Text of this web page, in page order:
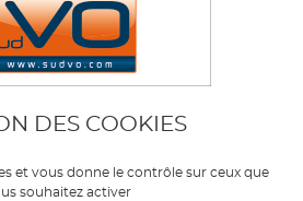
DES COOKIES
et vous donne le contrôle sur ceux que
souhaitez activer